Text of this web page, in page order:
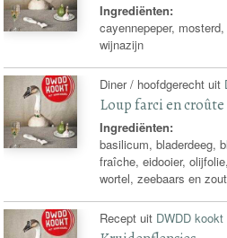
Ingrediënten:
cayennepeper,
wijnazijn
Diner / hoofdgerecht uit
Loup farci en croûte
Ingrediënten:
basilicum, bladerdeeg,
fraîche, eidooier,
wortel, zeebaars en zout
Recept uit DWDD